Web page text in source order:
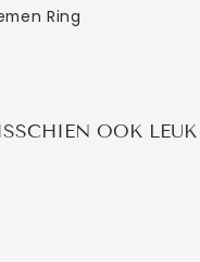
Ring
OOK